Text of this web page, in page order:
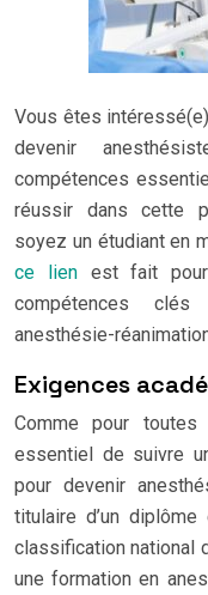
Vous êtes
devenir
compétences
réussir dans cette
soyez un étudiant en
ce lienest fait pour
compétences
anesthésie-
Exigences
Comme pour
essentiel de suivre
pour devenir
titulaire d’un
classification national
une formation en